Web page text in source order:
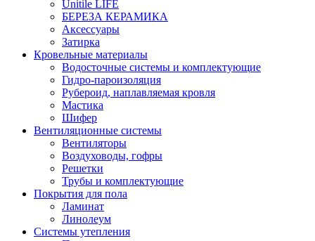
Unitile LIFE
БЕРЕЗА КЕРАМИКА
Аксессуары
Затирка
Кровельные материалы
Водосточные системы и комплектующие
Гидро-пароизоляция
Рубероид, наплавляемая кровля
Мастика
Шифер
Вентиляционные системы
Вентиляторы
Воздуховоды, гофры
Решетки
Трубы и комплектующие
Покрытия для пола
Ламинат
Линолеум
Системы утепления